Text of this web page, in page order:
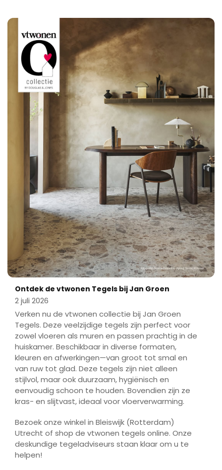
Ontdek de vtwonen Tegels bij Jan Groen
2 juli 2026
Verken nu de vtwonen collectie bij Jan Groen
Tegels. Deze veelzijdige tegels zijn perfect voor
zowel vloeren als muren en passen prachtig in de
huiskamer. Beschikbaar in diverse formaten,
kleuren en afwerkingen—van groot tot smal en
van ruw tot glad. Deze tegels zijn niet alleen
stijlvol, maar ook duurzaam, hygiënisch en
eenvoudig schoon te houden. Bovendien zijn ze
kras- en slijtvast, ideaal voor vloerverwarming.
Bezoek onze winkel in Bleiswijk (Rotterdam)
Utrecht of shop de vtwonen tegels online. Onze
deskundige tegeladviseurs staan klaar om u te
helpen!